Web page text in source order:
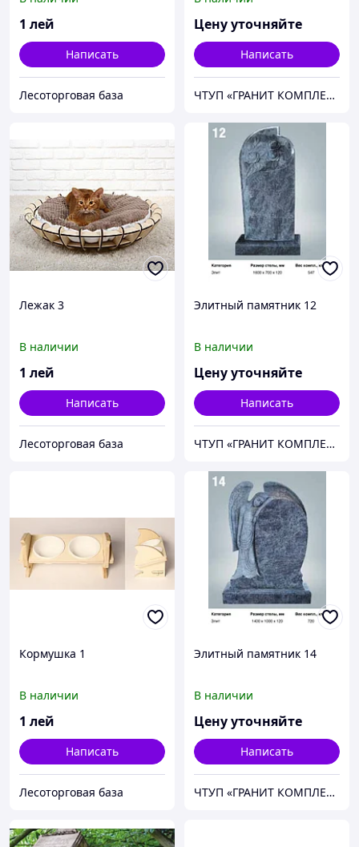
1 лей
Написать
Лесоторговая база
Цену уточняйте
Написать
ЧТУП «ГРАНИТ КОМПЛЕКТ»
Лежак 3
В наличии
1 лей
Написать
Лесоторговая база
Элитный памятник 12
В наличии
Цену уточняйте
Написать
ЧТУП «ГРАНИТ КОМПЛЕКТ»
Кормушка 1
В наличии
1 лей
Написать
Лесоторговая база
Элитный памятник 14
В наличии
Цену уточняйте
Написать
ЧТУП «ГРАНИТ КОМПЛЕКТ»